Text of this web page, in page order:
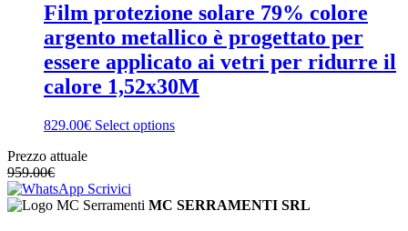
Film protezione solare 79% colore
argento metallico è progettato per
essere applicato ai vetri per ridurre il
calore 1,52x30M
829.00€ Select options
Prezzo attuale
959.00€
Scrivici
MC SERRAMENTI SRL